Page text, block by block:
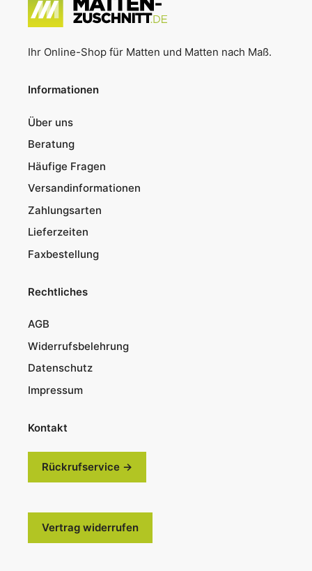
Ihr Online-Shop für Matten und Matten nach Maß.
Informationen
Über uns
Beratung
Häufige Fragen
Versandinformationen
Zahlungsarten
Lieferzeiten
Faxbestellung
Rechtliches
AGB
Widerrufsbelehrung
Datenschutz
Impressum
Kontakt
Rückrufservice →
Vertrag widerrufen